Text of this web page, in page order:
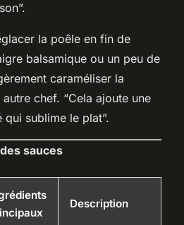
la poêle en fin de
balsamique ou un peu de
caraméliser la
chef. “Cela ajoute une
sublime le plat”.
sauces
Description